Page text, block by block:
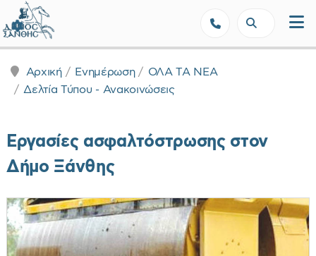
Αρχική Ενημέρωση
ΟΛΑ ΤΑ ΝΕΑ
Δελτία Τύπου - Ανακοινώσεις
Εργασίες ασφαλτόστρωσης στον
Δήμο Ξάνθης